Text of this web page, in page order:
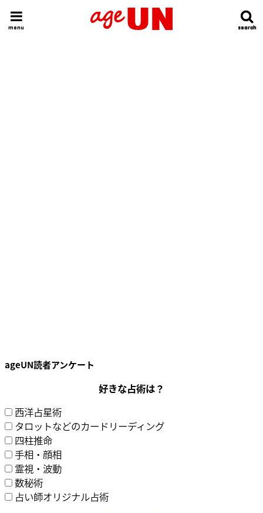
search
search
menu
HOME 今日の運勢ランキング 明日の運勢ランキング 今週の運勢
ageUN読者アンケート
好きな占術は？
西洋占星術
タロットなどのカードリーディング
四柱推命
手相・顔相
霊視・波動
数秘術
占い師オリジナル占術